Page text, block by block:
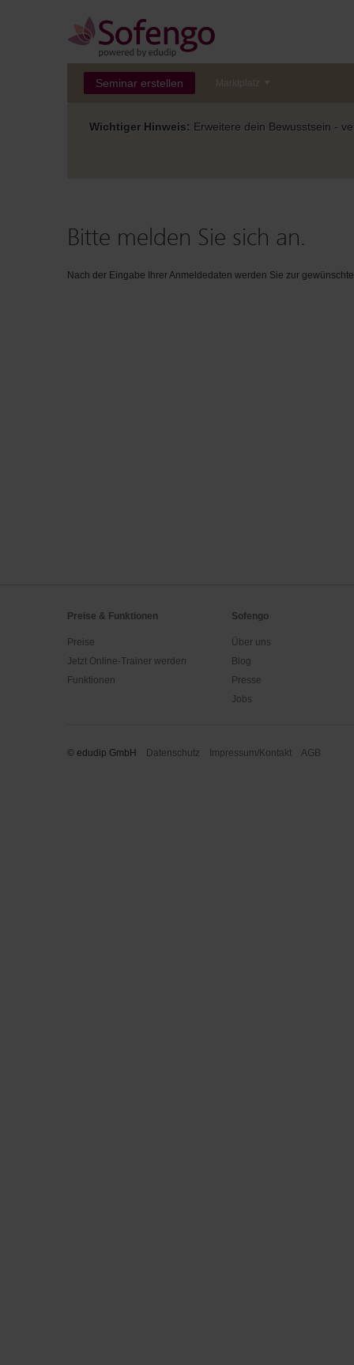
Seminar erstellen Marktplatz
Wichtiger Hinweis: Erweitere dein Bewusstsein -
Bitte melden Sie sich an.
Nach der Eingabe Ihrer Anmeldedaten werden Sie zur
Preise & Funktionen
Preise
Jetzt Online-Trainer werden
Funktionen
Sofengo
Über uns
Blog
Presse
Jobs
© edudip GmbH Datenschutz Impressum/Kontakt AGB